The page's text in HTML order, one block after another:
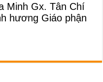
Minh Gx. Tân Chí
hương Giáo phận